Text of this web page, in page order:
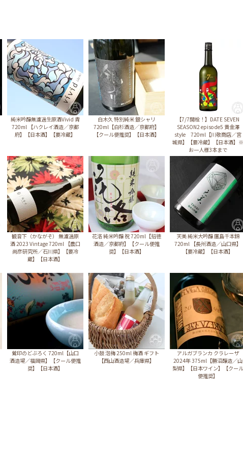
純米吟醸無濾過生原酒Vivid 青
720ml 【ハクレイ酒造／京都
府】【日本酒】【要冷蔵】
白木久 特別純米 銀シャリ
720ml【白杉酒造／京都府】
【クール便推奨】【日本酒】
【7/7開栓！】DATE SEVEN
SEASON2 episode5 黄金澤
style 720ml【川敬商店／宮
城県】【要冷蔵】【日本酒】※
お一人様3本まで
観音下（かながそ） 無濾過原
酒 2023 Vintage 720ml 【農口
尚彦研究所／石川県】【要冷
蔵】【日本酒】
花洛 純米吟醸 祝 720ml【招徳
酒造／京都府】【クール便推
奨】【日本酒】
天美 純米大吟醸 廣島千本錦
720ml 【長州酒造／山口県】
【要冷蔵】【日本酒】
鶯印のどぶろく 720ml【山口
酒造場／福岡県】【クール便推
奨】【日本酒】
小鼓 泡梅 250ml 梅酒 ギフト
【西山酒造場／兵庫県】
アルガブランカ クラレーザ
2024年 375ml【勝沼醸造／山
梨県】【日本ワイン】【クール
便推奨】